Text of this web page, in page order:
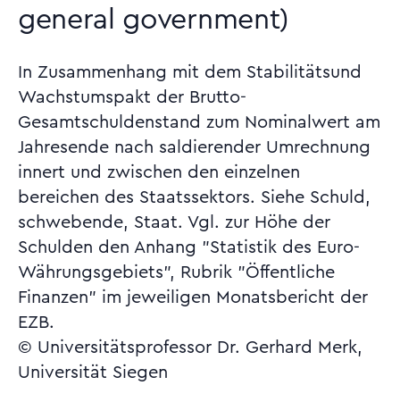
general government)
In Zusammenhang mit dem Stabilitätsund
Wachstumspakt der Brutto-
Gesamtschuldenstand zum Nominalwert am
Jahresende nach saldierender Umrechnung
innert und zwischen den einzelnen
bereichen des Staatssektors. Siehe Schuld,
schwebende, Staat. Vgl. zur Höhe der
Schulden den Anhang "Statistik des Euro-
Währungsgebiets", Rubrik "Öffentliche
Finanzen" im jeweiligen Monatsbericht der
EZB.
© Universitätsprofessor Dr. Gerhard Merk,
Universität Siegen